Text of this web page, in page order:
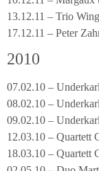
13.12.11 – Trio
17.12.11 – Peter
2010
07.02.10 –
08.02.10 –
09.02.10 –
12.03.10 – Quartett
18.03.10 – Quartett